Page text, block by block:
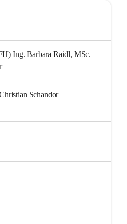
Ing. Barbara Raidl, MSc.
Schandor